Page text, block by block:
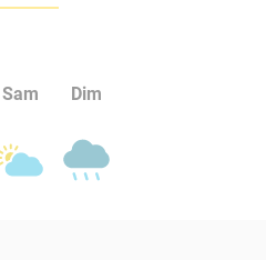
Sam Dim